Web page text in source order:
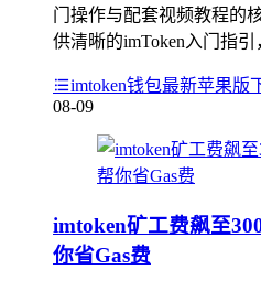
门操作与配套视频教程的
供清晰的imToken入门指
imtoken钱包最新苹果版
08-09
imtoken矿工费飙至
你省Gas费